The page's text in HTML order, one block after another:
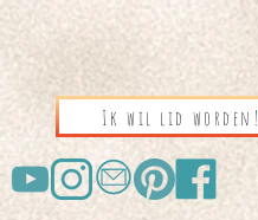
Ik wil lid worden!